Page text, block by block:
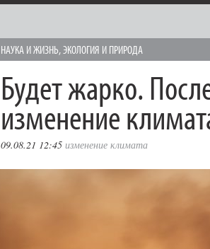
НАУКА И ЖИЗНЬ,ЭКОЛОГИЯ И ПРИРОДА
Будет жарко.
изменение
09.08.21 12:45 изменение климата